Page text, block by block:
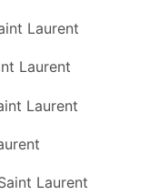
Laurent
Laurent
Laurent
Laurent